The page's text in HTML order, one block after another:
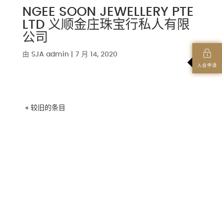
入会申请
NGEE SOON JEWELLERY PTE
LTD 义顺金庄珠宝行私人有限
公司
由 SJA admin 7 月 14, 2020
« 较旧的条目